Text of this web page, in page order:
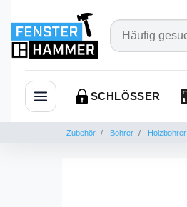
Navigation öffnen
SCHLÖSSER
Zubehör Bohrer Holzbohrer